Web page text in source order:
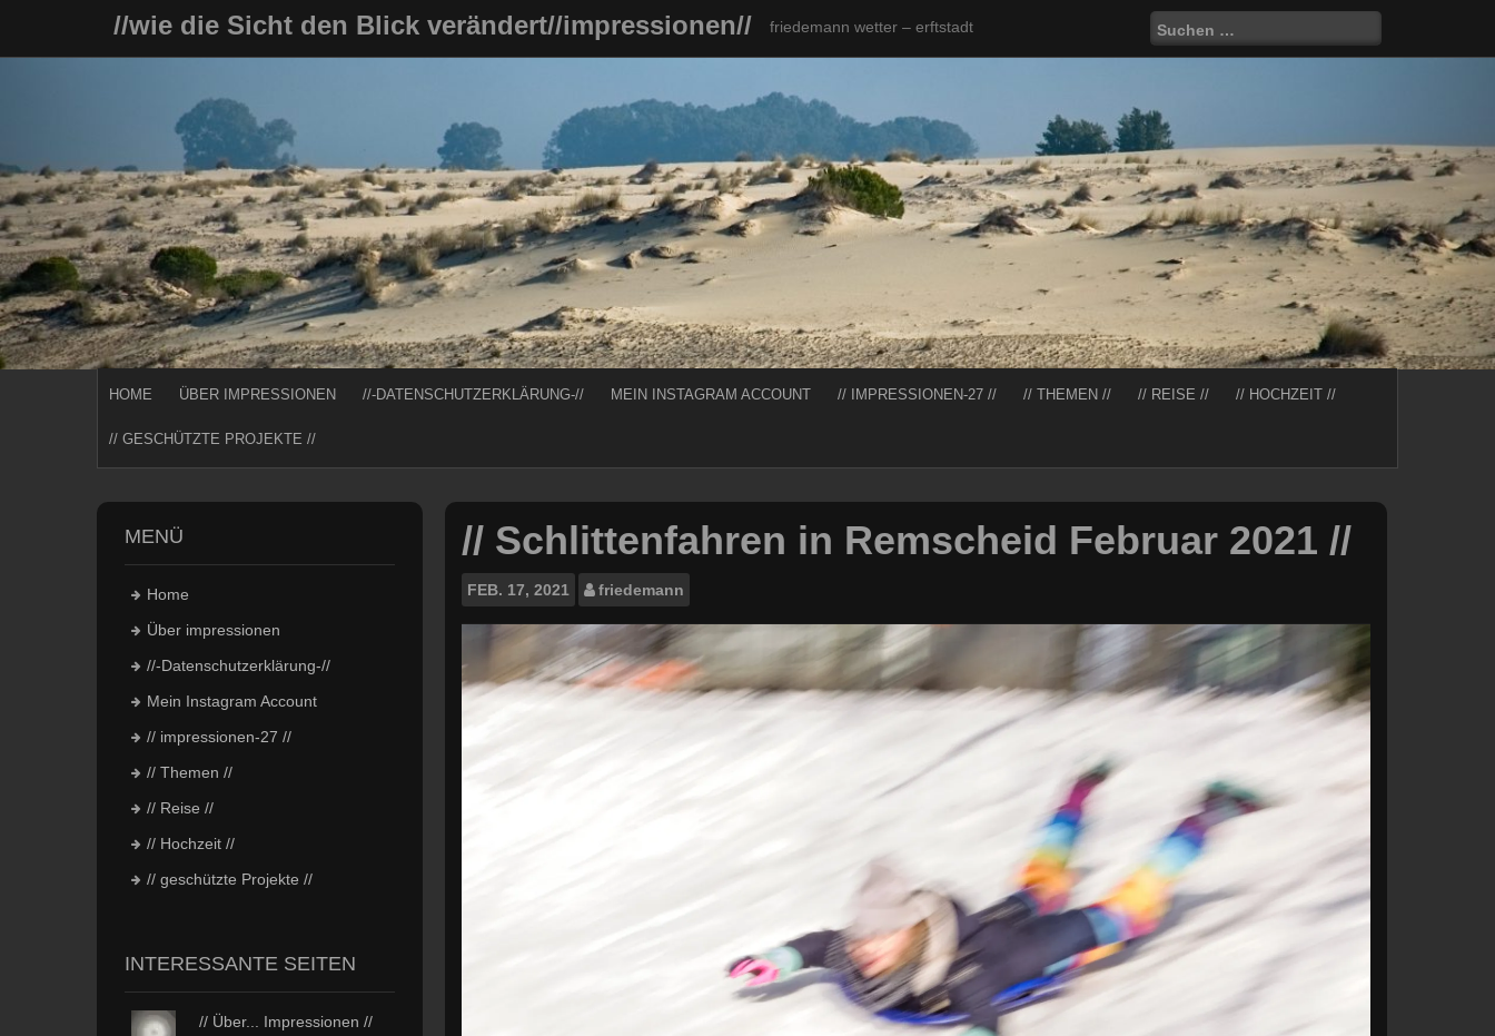
content
//wie die Sicht den Blick verändert//impressionen// friedemann wetter – erftstadt
Suchen
nach:
HOME ÜBER IMPRESSIONEN //-DATENSCHUTZERKLÄRUNG-// MEIN INSTAGRAM ACCOUNT // IMPRESSIONEN-27 // // THEMEN // // REISE // // HOCHZEIT //
// GESCHÜTZTE PROJEKTE //
// Schlittenfahren in Remscheid Februar 2021 //
FEB. 17, 2021 friedemann
MENÜ
Home
Über impressionen
//-Datenschutzerklärung-//
Mein Instagram Account
// impressionen-27 //
// Themen //
// Reise //
// Hochzeit //
// geschützte Projekte //
INTERESSANTE SEITEN
// Über... Impressionen //